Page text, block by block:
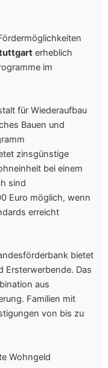
erheblich
im
für Wiederaufbau
Bauen und
zinsgünstige
bei einem
sind
Euro möglich, wenn
erreicht
bietet
Ersterwerbende. Das
aus
Familien mit
von bis zu
Wohngeld